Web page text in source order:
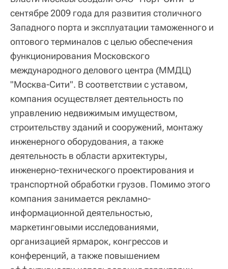
сентябре 2009 года для развития столичного
Западного порта и эксплуатации таможенного и
оптового терминалов с целью обеспечения
функционирования Московского
международного делового центра (ММДЦ)
"Москва-Сити". В соответствии с уставом,
компания осуществляет деятельность по
управлению недвижимым имуществом,
строительству зданий и сооружений, монтажу
инженерного оборудования, а также
деятельность в области архитектуры,
инженерно-технического проектирования и
транспортной обработки грузов. Помимо этого
компания занимается рекламно-
информационной деятельностью,
маркетинговыми исследованиями,
организацией ярмарок, конгрессов и
конференций, а также повышением